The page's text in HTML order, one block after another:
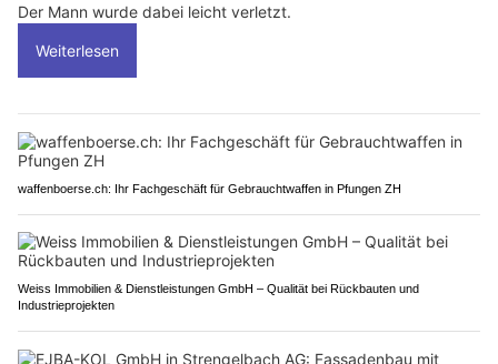
Der Mann wurde dabei leicht verletzt.
Weiterlesen
waffenboerse.ch: Ihr Fachgeschäft für Gebrauchtwaffen in Pfungen ZH
Weiss Immobilien & Dienstleistungen GmbH – Qualität bei Rückbauten und
Industrieprojekten